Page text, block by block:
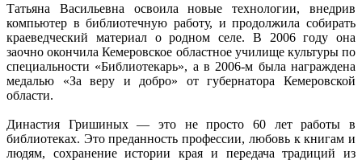
Татьяна Васильевна освоила новые технологии, внедрив
компьютер в библиотечную работу, и продолжила собирать
краеведческий материал о родном селе. В 2006 году она
заочно окончила Кемеровское областное училище культуры по
специальности «Библиотекарь», а в 2006‑м была награждена
медалью «За веру и добро» от губернатора Кемеровской
области.
Династия Гришиных — это не просто 60 лет работы в
библиотеках. Это преданность профессии, любовь к книгам и
людям, сохранение истории края и передача традиций из